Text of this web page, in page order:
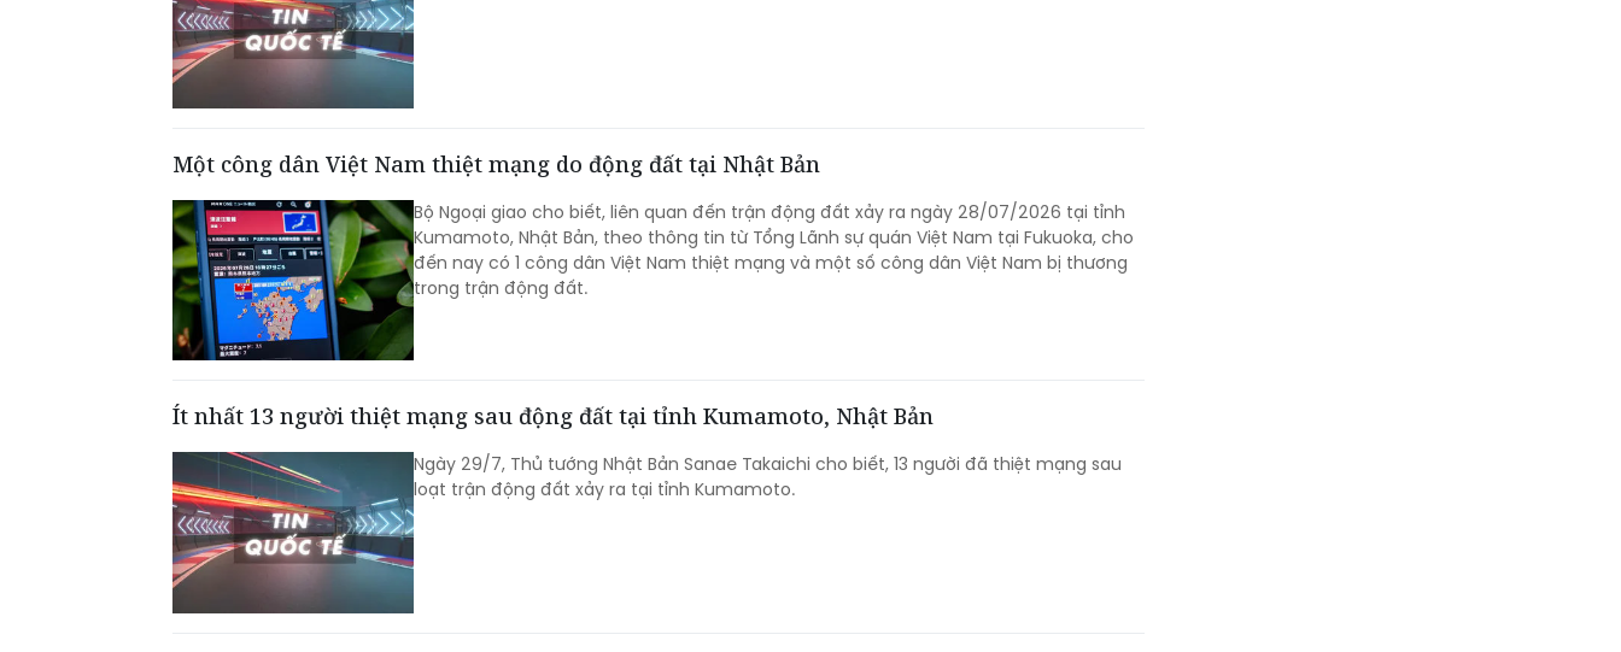
Một công dân Việt Nam thiệt mạng do động đất tại Nhật Bản
Bộ Ngoại giao cho biết, liên quan đến trận động đất xảy ra ngày 28/07/2026 tại tỉnh
Kumamoto, Nhật Bản, theo thông tin từ Tổng Lãnh sự quán Việt Nam tại Fukuoka, cho
đến nay có 1 công dân Việt Nam thiệt mạng và một số công dân Việt Nam bị thương
trong trận động đất.
Ít nhất 13 người thiệt mạng sau động đất tại tỉnh Kumamoto, Nhật Bản
Ngày 29/7, Thủ tướng Nhật Bản Sanae Takaichi cho biết, 13 người đã thiệt mạng sau
loạt trận động đất xảy ra tại tỉnh Kumamoto.